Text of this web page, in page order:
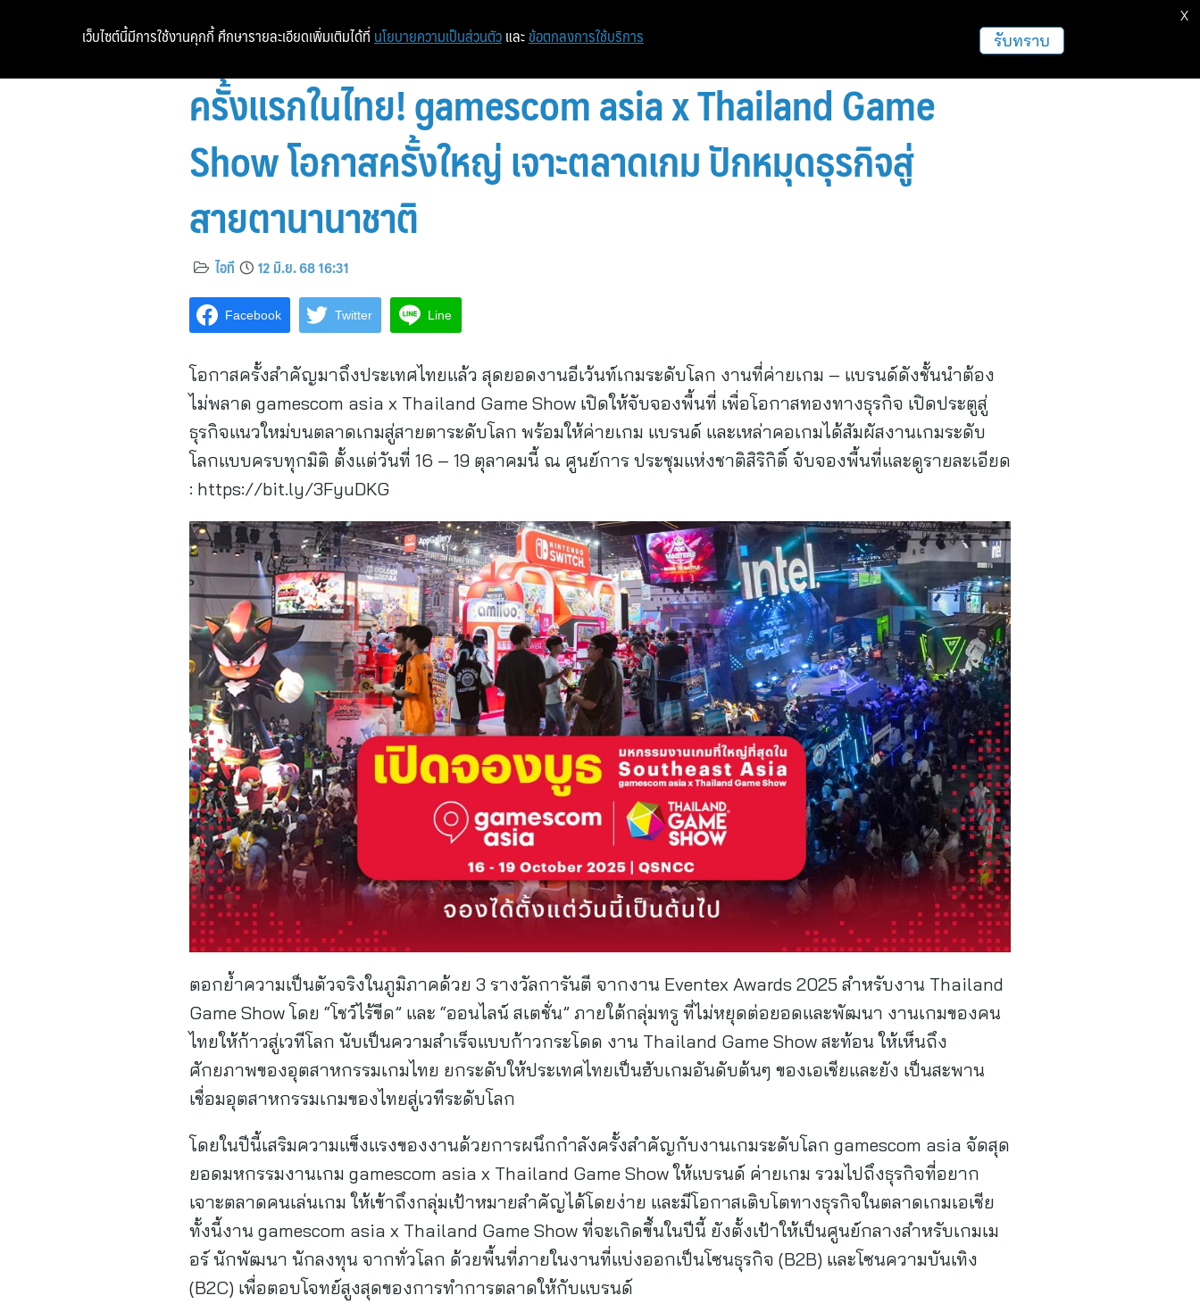
ครั้งแรกในไทย! gamescom asia x Thailand Game
Show โอกาสครั้งใหญ่ เจาะตลาดเกม ปักหมุดธุรกิจสู่
สายตานานาชาติ
ไอที 12 มิ.ย. 68 16:31
Facebook Twitter Line
โอกาสครั้งสำคัญมาถึงประเทศไทยแล้ว สุดยอดงานอีเว้นท์เกมระดับโลก งานที่ค่ายเกม – แบรนด์ดังชั้นนำต้อง
ไม่พลาด gamescom asia x Thailand Game Show เปิดให้จับจองพื้นที่ เพื่อโอกาสทองทางธุรกิจ เปิดประตูสู่
ธุรกิจแนวใหม่บนตลาดเกมสู่สายตาระดับโลก พร้อมให้ค่ายเกม แบรนด์ และเหล่าคอเกมได้สัมผัสงานเกมระดับ
โลกแบบครบทุกมิติ ตั้งแต่วันที่ 16 – 19 ตุลาคมนี้ ณ ศูนย์การ ประชุมแห่งชาติสิริกิติ์ จับจองพื้นที่และดูรายละเอียด
: https://bit.ly/3FyuDKG
ตอกย้ำความเป็นตัวจริงในภูมิภาคด้วย 3 รางวัลการันตี จากงาน Eventex Awards 2025 สำหรับงาน Thailand
Game Show โดย “โชว์ไร้ขีด” และ “ออนไลน์ สเตชั่น” ภายใต้กลุ่มทรู ที่ไม่หยุดต่อยอดและพัฒนา งานเกมของคน
ไทยให้ก้าวสู่เวทีโลก นับเป็นความสำเร็จแบบก้าวกระโดด งาน Thailand Game Show สะท้อน ให้เห็นถึง
ศักยภาพของอุตสาหกรรมเกมไทย ยกระดับให้ประเทศไทยเป็นฮับเกมอันดับต้นๆ ของเอเชียและยัง เป็นสะพาน
เชื่อมอุตสาหกรรมเกมของไทยสู่เวทีระดับโลก
โดยในปีนี้เสริมความแข็งแรงของงานด้วยการผนึกกำลังครั้งสำคัญกับงานเกมระดับโลก gamescom asia จัดสุด
ยอดมหกรรมงานเกม gamescom asia x Thailand Game Show ให้แบรนด์ ค่ายเกม รวมไปถึงธุรกิจที่อยาก
เจาะตลาดคนเล่นเกม ให้เข้าถึงกลุ่มเป้าหมายสำคัญได้โดยง่าย และมีโอกาสเติบโตทางธุรกิจในตลาดเกมเอเชีย
ทั้งนี้งาน gamescom asia x Thailand Game Show ที่จะเกิดขึ้นในปีนี้ ยังตั้งเป้าให้เป็นศูนย์กลางสำหรับเกมเม
อร์ นักพัฒนา นักลงทุน จากทั่วโลก ด้วยพื้นที่ภายในงานที่แบ่งออกเป็นโซนธุรกิจ (B2B) และโซนความบันเทิง
(B2C) เพื่อตอบโจทย์สูงสุดของการทำการตลาดให้กับแบรนด์
เว็บไซต์นี้มีการใช้งานคุกกี้ ศึกษารายละเอียดเพิ่มเติมได้ที่ นโยบายความเป็นส่วนตัว และ ข้อตกลงการใช้บริการ รับทราบ
X